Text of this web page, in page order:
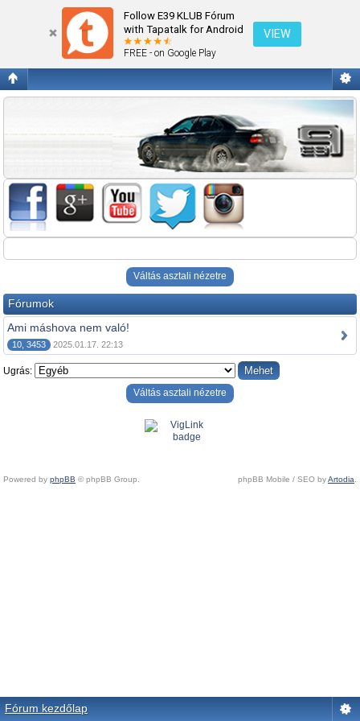
Follow E39 KLUB Fórum
with Tapatalk for Android
FREE - on Google Play
VIEW
Egyéb
Váltás asztali nézetre
Fórumok
Ami máshova nem való!
10, 3453 2025.01.17. 22:13
Ugrás:
Váltás asztali nézetre
Powered by phpBB © phpBB Group. phpBB Mobile / SEO byArtodia.
Fórum kezdőlap